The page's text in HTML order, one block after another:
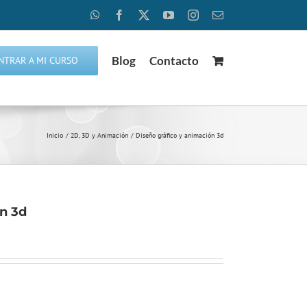
WhatsAppFacebook YouTubeInstagramCorreo
A MI CURSO Blog Contacto
Inicio 2D, 3D y Animación Diseño gráfico y animación 3d
3d